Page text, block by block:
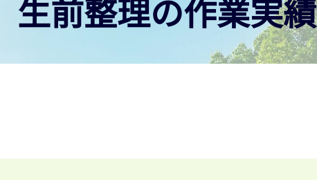
生前整理の作業実績